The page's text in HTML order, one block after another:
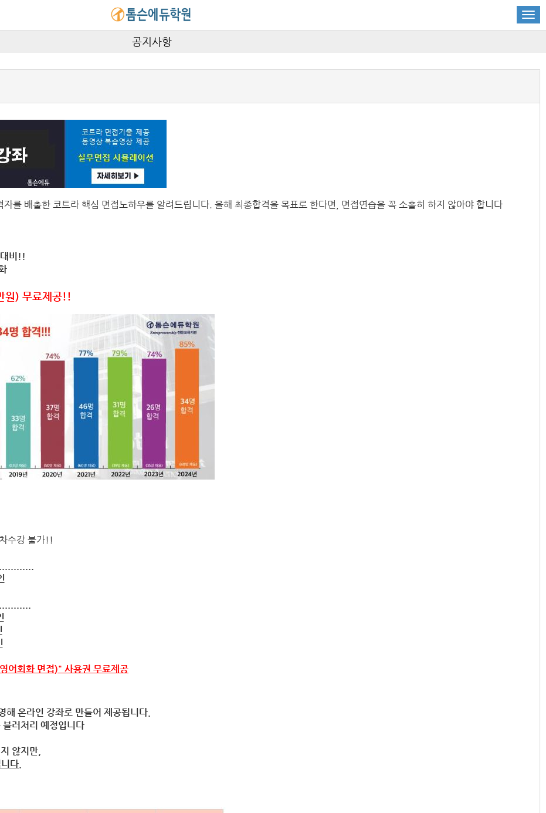
공지사항
를 배출한 코트라 핵심 면접노하우를 알려드립니다. 올해 최종합격을 목표로 한다면, 면접연습을 꼭 소홀히 하지 않아야 합니다
비!!
원) 무료제공!!
수강 불가!!
어회화 면접)" 사용권 무료제공
온라인 강좌로 만들어 제공됩니다.
러처리 예정입니다
않지만,
다.